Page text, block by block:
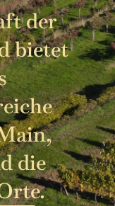
der
bietet
die